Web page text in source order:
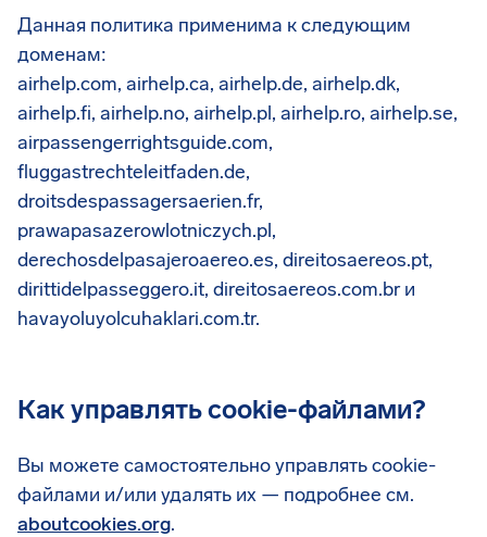
Данная политика применима к следующим
доменам:
airhelp.com, airhelp.ca, airhelp.de, airhelp.dk,
airhelp.fi, airhelp.no, airhelp.pl, airhelp.ro, airhelp.se,
airpassengerrightsguide.com,
fluggastrechteleitfaden.de,
droitsdespassagersaerien.fr,
prawapasazerowlotniczych.pl,
derechosdelpasajeroaereo.es, direitosaereos.pt,
dirittidelpasseggero.it, direitosaereos.com.br и
havayoluyolcuhaklari.com.tr.
Как управлять cookie-файлами?
Вы можете самостоятельно управлять cookie-
файлами и/или удалять их — подробнее см.
aboutcookies.org.